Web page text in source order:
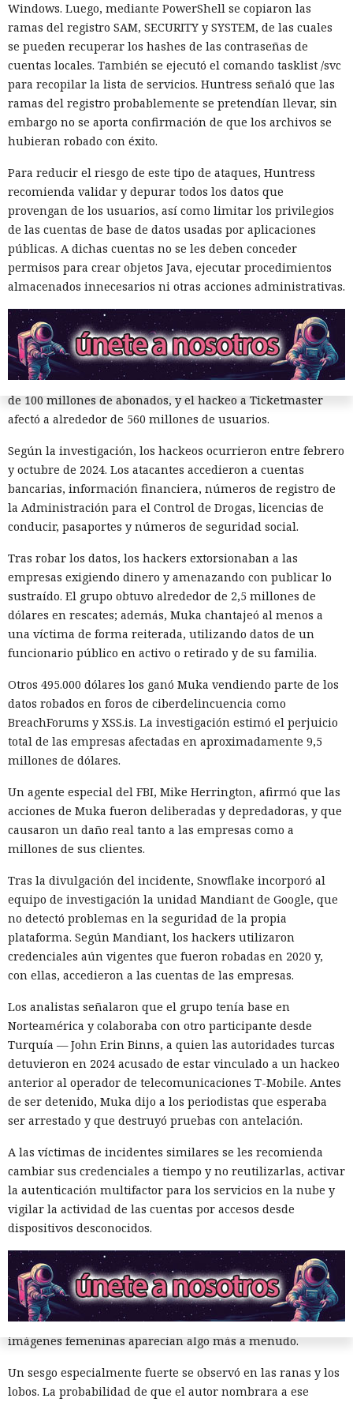
El canadiense Connor Riley Muka ganó dinero durante
muchos meses con datos robados de otras personas, antes
de ser detenido y entregado a la justicia estadounidense por
uno de los mayores hackeos de los últimos años — ataque a
la plataforma en la nube Snowflake.
Muka, de 26 años, se declaró culpable de cargos de fraude
informático y telefónico, robo agravado de datos personales
y conspiración en un tribunal federal del estado de
Washington. Su sentencia se dictará el 27 de octubre; la
pena máxima es de hasta 32 años de prisión.
Muka y sus cómplices utilizaron credenciales robadas para
acceder a cuentas de Snowflake y robaron información de al
menos 165 empresas. Entre las afectadas se encuentran
AT&T, Ticketmaster, Advance Auto Parts, Neiman Marcus,
Santander, LendingTree y uno de los distritos escolares más
grandes de Estados Unidos.
La magnitud de las filtraciones fue enorme: en el caso de
AT&T se trató de registros de llamadas y mensajes de más
de 100 millones de abonados, y el hackeo a Ticketmaster
afectó a alrededor de 560 millones de usuarios.
Según la investigación, los hackeos ocurrieron entre febrero
y octubre de 2024. Los atacantes accedieron a cuentas
bancarias, información financiera, números de registro de
la Administración para el Control de Drogas, licencias de
conducir, pasaportes y números de seguridad social.
Tras robar los datos, los hackers extorsionaban a las
empresas exigiendo dinero y amenazando con publicar lo
sustraído. El grupo obtuvo alrededor de 2,5 millones de
dólares en rescates; además, Muka chantajeó al menos a
una víctima de forma reiterada, utilizando datos de un
funcionario público en activo o retirado y de su familia.
Otros 495.000 dólares los ganó Muka vendiendo parte de los
datos robados en foros de ciberdelincuencia como
BreachForums y XSS.is. La investigación estimó el perjuicio
total de las empresas afectadas en aproximadamente 9,5
millones de dólares.
Un agente especial del FBI, Mike Herrington, afirmó que las
acciones de Muka fueron deliberadas y depredadoras, y que
causaron un daño real tanto a las empresas como a
millones de sus clientes.
Tras la divulgación del incidente, Snowflake incorporó al
equipo de investigación la unidad Mandiant de Google, que
no detectó problemas en la seguridad de la propia
plataforma. Según Mandiant, los hackers utilizaron
credenciales aún vigentes que fueron robadas en 2020 y,
con ellas, accedieron a las cuentas de las empresas.
Los analistas señalaron que el grupo tenía base en
Norteamérica y colaboraba con otro participante desde
Turquía — John Erin Binns, a quien las autoridades turcas
detuvieron en 2024 acusado de estar vinculado a un hackeo
anterior al operador de telecomunicaciones T-Mobile. Antes
de ser detenido, Muka dijo a los periodistas que esperaba
ser arrestado y que destruyó pruebas con antelación.
A las víctimas de incidentes similares se les recomienda
cambiar sus credenciales a tiempo y no reutilizarlas, activar
la autenticación multifactor para los servicios en la nube y
vigilar la actividad de las cuentas por accesos desde
dispositivos desconocidos.
Windows. Luego, mediante PowerShell se copiaron las
ramas del registro SAM, SECURITY y SYSTEM, de las cuales
se pueden recuperar los hashes de las contraseñas de
cuentas locales. También se ejecutó el comando tasklist /svc
para recopilar la lista de servicios. Huntress señaló que las
ramas del registro probablemente se pretendían llevar, sin
embargo no se aporta confirmación de que los archivos se
hubieran robado con éxito.
Para reducir el riesgo de este tipo de ataques, Huntress
recomienda validar y depurar todos los datos que
provengan de los usuarios, así como limitar los privilegios
de las cuentas de base de datos usadas por aplicaciones
públicas. A dichas cuentas no se les deben conceder
permisos para crear objetos Java, ejecutar procedimientos
almacenados innecesarios ni otras acciones administrativas.
¿Una mujer? Demasiado
atrevido. Las redes neuronales
borraron a las protagonistas de
los cuentos infantiles y las
dejaron con apenas un 2%.
Búhos sabios, lobos valientes y prácticamente sin heroínas:
bienvenidos al futuro de la literatura.
La inteligencia artificial generativa rara vez convierte a los
femeninos. El análisis de 23.800 textos creados por seis
modelos lingüísticos mostró que solo el 2% de los
protagonistas recibieron género femenino. El 41% de los
personajes resultaron masculinos, y en el 57% restante los
modelos los dejaron sin indicar el sexo o los marcaron como
neutrales.
de Washington. Los resultados se presentaron el 25 de junio
de 2026 en la conferencia de ACM sobre equidad,
responsabilidad y transparencia en Montreal.
El trabajo continuó un proyecto previo dedicado al género
investigadores estudiaron 300 obras y encontraron que la
mayoría de los animales que aparecen con frecuencia eran
representados como personajes masculinos. La excepción
fueron los gatos, los patos y las aves, entre los cuales las
imágenes femeninas aparecían algo más a menudo.
Un sesgo especialmente fuerte se observó en las ranas y los
lobos. La probabilidad de que el autor nombrara a ese